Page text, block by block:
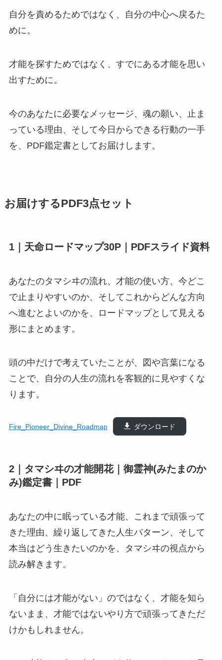
自分を責めるためではなく、自分の中心へ戻るた
めに。
才能を探すためではなく、すでにある才能を思い
出すために。
今のあなたに必要なメッセージ、魂の願い、止ま
っている理由、そして今日からできる行動の一手
を、PDF鑑定書としてお届けします。
お届けするPDF3点セット
1｜天命ロードマップ30P｜PDFスライド資料
あなたのタマシヰの流れ、才能の使い方、今どこ
で止まりやすいのか、そしてこれからどんな方向
へ進むとよいのかを、ロードマップとして見える
形にまとめます。
頭の中だけで考えていたことが、図や言葉になる
ことで、自分の人生の流れを客観的に見やすくな
ります。
Fire_Pioneer_Divine_Roadmap ダウンロード
2｜タマシヰの才能開花｜御霊神(みたまのか
み)鑑定書｜PDF
あなたの中に眠っている才能、これまで頑張って
きた理由、繰り返してきた人生パターン、そして
本当はどう生きたいのかを、タマシヰの視点から
読み解きます。
「自分には才能がない」のではなく、才能を知ら
ないまま、才能ではないやり方で頑張ってきただ
けかもしれません。